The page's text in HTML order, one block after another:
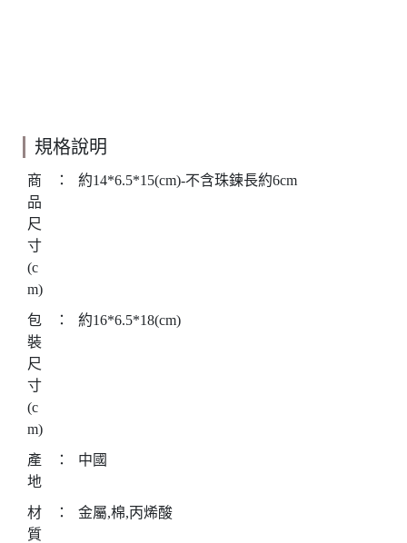
規格說明
商
品
尺
寸
(c
m)
： 約14*6.5*15(cm)-不含珠鍊長約6cm
包
裝
尺
寸
(c
m)
： 約16*6.5*18(cm)
產
地
： 中國
材
質
： 金屬,棉,丙烯酸